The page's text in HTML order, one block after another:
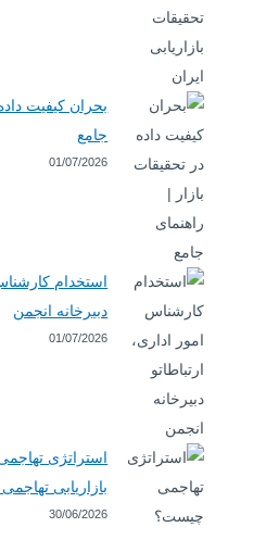
بحران کیفیت
جامع
01/07/2026
استخدام
دبیرخانه انجمن
01/07/2026
استراتژی
بازاریابی
30/06/2026